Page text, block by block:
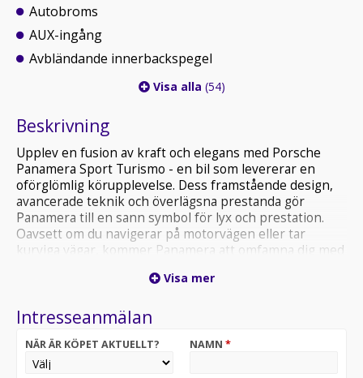
Autobroms
AUX-ingång
Avbländande innerbackspegel
Visa alla (54)
Beskrivning
Upplev en fusion av kraft och elegans med Porsche
Panamera Sport Turismo - en bil som levererar en
oförglömlig körupplevelse. Dess framstående design,
avancerade teknik och överlägsna prestanda gör
Panamera till en sann symbol för lyx och prestation.
Oavsett om du navigerar på motorvägen eller tar
kurviga vägar, kommer Panamera att omfamna dig med
en dans av makt och glädje när du styr denna
ögonblick blir en resa genom lyx och prestation.
Detta exemplar kommer i kulören Jet Black Metallic och
är len Svensksåld bil som är leveransklar & har en
Visa mer
Intresseanmälan
NÄR ÄR KÖPET AKTUELLT? NAMN *